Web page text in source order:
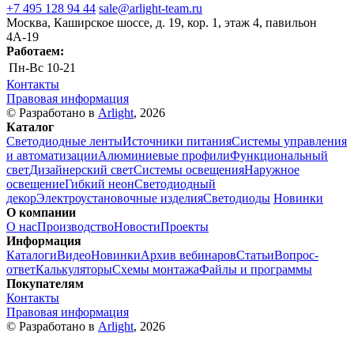
+7 495 128 94 44 sale@arlight-team.ru
Москва, Каширское шоссе, д. 19, кор. 1, этаж 4, павильон
4А-19
Работаем:
Пн-Вс 10-21
Контакты
Правовая информация
© Разработано в Arlight, 2026
Каталог
Светодиодные лентыИсточники питанияСистемы управления
и автоматизацииАлюминиевые профилиФункциональный
светДизайнерский светСистемы освещенияНаружное
освещениеГибкий неонСветодиодный
декорЭлектроустановочные изделияСветодиоды Новинки
О компании
О насПроизводствоНовостиПроекты
Информация
КаталогиВидеоНовинкиАрхив вебинаровСтатьиВопрос-
ответКалькуляторыСхемы монтажаФайлы и программы
Покупателям
Контакты
Правовая информация
© Разработано в Arlight, 2026